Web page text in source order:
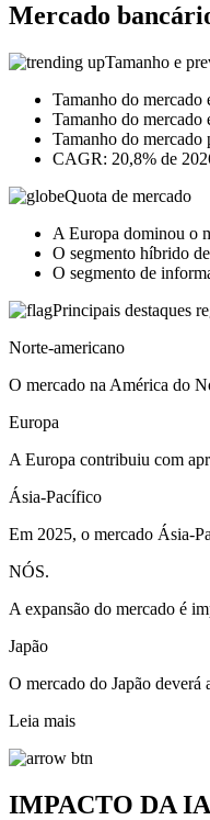
Mercado
Tamanho e
Tamanho do
Tamanho do
Tamanho do
CAGR: 20,8% de
Quota de mercado
A Europa dominou o
O segmento híbrido
O segmento de
Principais destaques
Norte-americano
O mercado na América do
Europa
A Europa contribuiu com
Ásia-Pacífico
Em 2025, o mercado Ásia-
NÓS.
A expansão do mercado é
Japão
O mercado do Japão
Leia mais
IMPACTO DA